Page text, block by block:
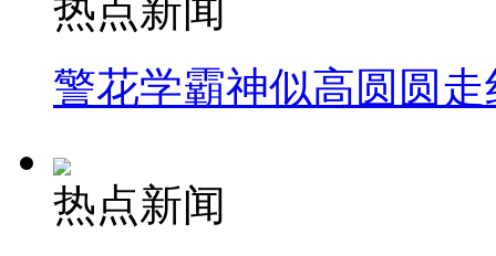
热点新闻
警花学霸神似高圆圆走
热点新闻